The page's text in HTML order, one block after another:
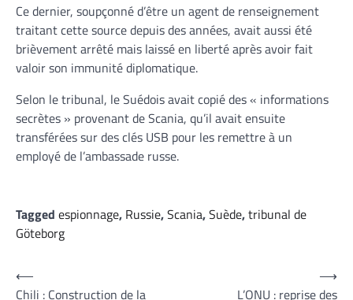
Ce dernier, soupçonné d’être un agent de renseignement
traitant cette source depuis des années, avait aussi été
brièvement arrêté mais laissé en liberté après avoir fait
valoir son immunité diplomatique.
Selon le tribunal, le Suédois avait copié des « informations
secrètes » provenant de Scania, qu’il avait ensuite
transférées sur des clés USB pour les remettre à un
employé de l’ambassade russe.
Tagged espionnage, Russie,Scania,Suède,tribunal de
Göteborg
Navigation
⟵
Chili : Construction de la
L’ONU : reprise des
⟶